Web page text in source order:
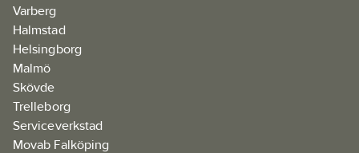
Varberg
Halmstad
Helsingborg
Malmö
Skövde
Trelleborg
Serviceverkstad
Movab Falköping